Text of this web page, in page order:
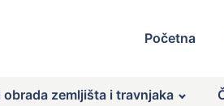
Početna
obrada zemljišta i travnjaka